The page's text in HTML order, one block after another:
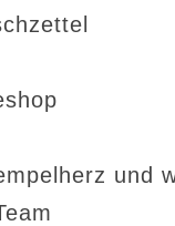
und